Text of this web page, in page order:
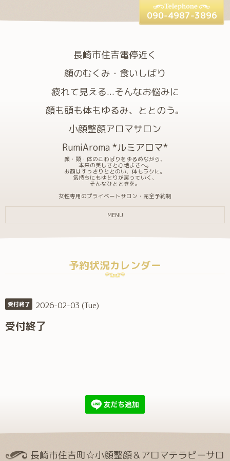
長崎市住吉電停近く
顔のむくみ・食いしばり
疲れて見える...そんなお悩みに
顔も頭も体もゆるみ、ととのう。
小顔整顔アロマサロン
RumiAroma *ルミアロマ*
顔・頭・体のこわばりをゆるめながら、
本来の美しさと心地よさへ。
お顔はすっきりととのい、体もラクに。
気持ちにもゆとりが戻っていく、
そんなひとときを。
女性専用のプライベートサロン・完全予約制
090-4987-3896
MENU
予約状況カレンダー
受付終了 2026-02-03 (Tue)
受付終了
長崎市住吉町☆小顔整顔＆アロマテラピーサロ